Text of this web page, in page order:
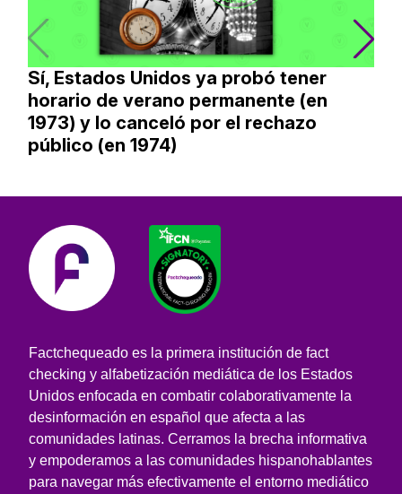
Sí, Estados Unidos ya probó tener
horario de verano permanente (en
1973) y lo canceló por el rechazo
público (en 1974)
Factchequeado es la primera institución de fact
checking y alfabetización mediática de los Estados
Unidos enfocada en combatir colaborativamente la
desinformación en español que afecta a las
comunidades latinas. Cerramos la brecha informativa
y empoderamos a las comunidades hispanohablantes
para navegar más efectivamente el entorno mediático